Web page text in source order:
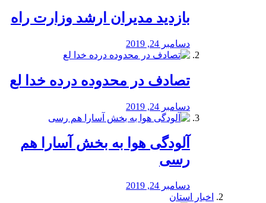
بازدید مدیران ارشد وزارت راه
دسامبر 24, 2019
تصادف در محدوده درده خدا لع
دسامبر 24, 2019
آلودگی هوا به بخش آسارا هم
رسی
دسامبر 24, 2019
اخبار استان